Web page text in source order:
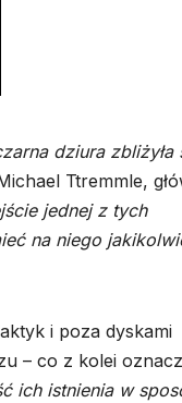
dziura zbliżyła
Ttremmle,
jednej z tych
na niego
i poza dyskami
– co z kolei
ich istnienia w